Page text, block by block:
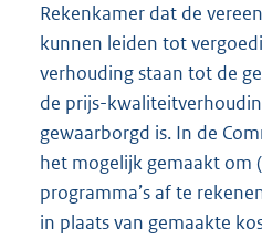
Rekenkamer dat de
kunnen leiden tot
verhouding staan tot de
de prijs-
gewaarborgd is. In de
het mogelijk gemaakt om
programma’s af te
in plaats van gemaakte